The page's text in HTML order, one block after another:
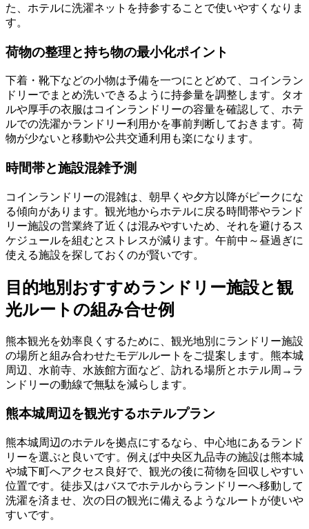
た、ホテルに洗濯ネットを持参することで使いやすくなりま
す。
荷物の整理と持ち物の最小化ポイント
下着・靴下などの小物は予備を一つにとどめて、コインラン
ドリーでまとめ洗いできるように持参量を調整します。タオ
ルや厚手の衣服はコインランドリーの容量を確認して、ホテ
ルでの洗濯かランドリー利用かを事前判断しておきます。荷
物が少ないと移動や公共交通利用も楽になります。
時間帯と施設混雑予測
コインランドリーの混雑は、朝早くや夕方以降がピークにな
る傾向があります。観光地からホテルに戻る時間帯やランド
リー施設の営業終了近くは混みやすいため、それを避けるス
ケジュールを組むとストレスが減ります。午前中～昼過ぎに
使える施設を探しておくのが賢いです。
目的地別おすすめランドリー施設と観
光ルートの組み合せ例
熊本観光を効率良くするために、観光地別にランドリー施設
の場所と組み合わせたモデルルートをご提案します。熊本城
周辺、水前寺、水族館方面など、訪れる場所とホテル周→ラ
ンドリーの動線で無駄を減らします。
熊本城周辺を観光するホテルプラン
熊本城周辺のホテルを拠点にするなら、中心地にあるランド
リーを選ぶと良いです。例えば中央区九品寺の施設は熊本城
や城下町へアクセス良好で、観光の後に荷物を回収しやすい
位置です。徒歩又はバスでホテルからランドリーへ移動して
洗濯を済ませ、次の日の観光に備えるようなルートが使いや
すいです。